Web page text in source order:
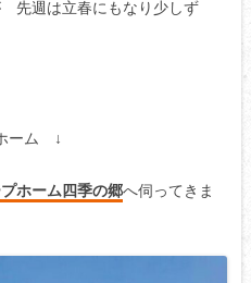
先週は立春にもなり少しず
ーム ↓
ホーム四季の郷へ伺ってきま